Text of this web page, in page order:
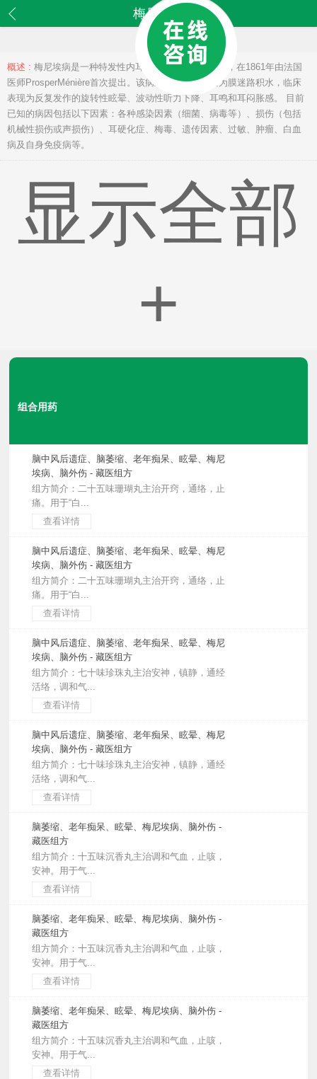
梅尼埃病
概述 : 梅尼埃病是一种特发性内耳疾病，曾称美尼尔病，在1861年由法国
医师ProsperMénière首次提出。该病主要的病理改变为膜迷路积水，临床
表现为反复发作的旋转性眩晕、波动性听力下降、耳鸣和耳闷胀感。 目前
已知的病因包括以下因素：各种感染因素（细菌、病毒等）、损伤（包括
机械性损伤或声损伤）、耳硬化症、梅毒、遗传因素、过敏、肿瘤、白血
病及自身免疫病等。
显示全部
+
组合用药
脑中风后遗症、脑萎缩、老年痴呆、眩晕、梅尼
埃病、脑外伤 - 藏医组方
组方简介：二十五味珊瑚丸主治开窍，通络，止
痛。用于“白...
查看详情
脑中风后遗症、脑萎缩、老年痴呆、眩晕、梅尼
埃病、脑外伤 - 藏医组方
组方简介：二十五味珊瑚丸主治开窍，通络，止
痛。用于“白...
查看详情
脑中风后遗症、脑萎缩、老年痴呆、眩晕、梅尼
埃病、脑外伤 - 藏医组方
组方简介：七十味珍珠丸主治安神，镇静，通经
活络，调和气...
查看详情
脑中风后遗症、脑萎缩、老年痴呆、眩晕、梅尼
埃病、脑外伤 - 藏医组方
组方简介：七十味珍珠丸主治安神，镇静，通经
活络，调和气...
查看详情
脑萎缩、老年痴呆、眩晕、梅尼埃病、脑外伤 -
藏医组方
组方简介：十五味沉香丸主治调和气血，止咳，
安神。用于气...
查看详情
脑萎缩、老年痴呆、眩晕、梅尼埃病、脑外伤 -
藏医组方
组方简介：十五味沉香丸主治调和气血，止咳，
安神。用于气...
查看详情
脑萎缩、老年痴呆、眩晕、梅尼埃病、脑外伤 -
藏医组方
组方简介：十五味沉香丸主治调和气血，止咳，
安神。用于气...
查看详情